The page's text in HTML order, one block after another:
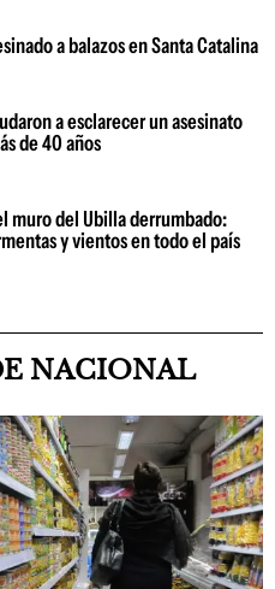
a balazos en Santa Catalina
a esclarecer un asesinato
de 40 años
muro del Ubilla derrumbado:
y vientos en todo el país
NACIONAL